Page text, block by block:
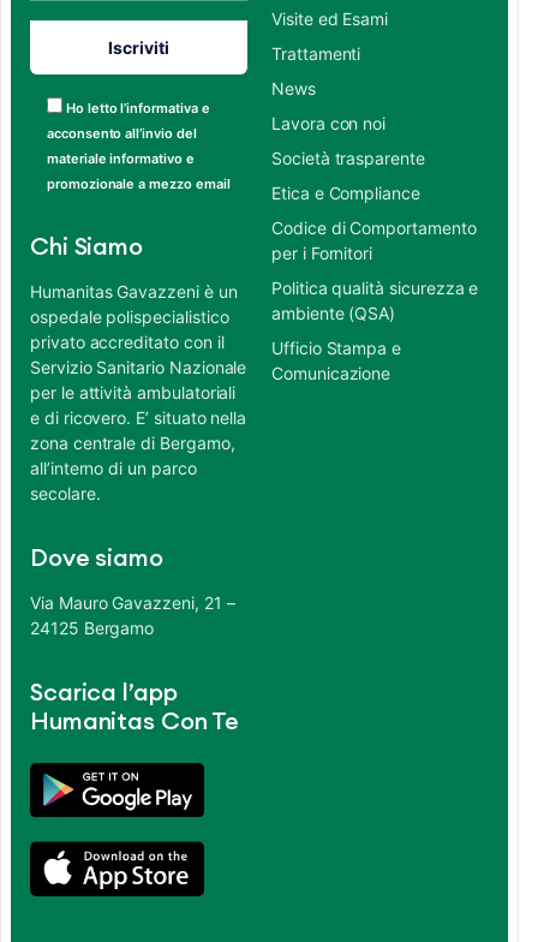
Ho letto l’informativa e
acconsento all’invio del
materiale informativo e
promozionale a mezzo email
Chi Siamo
Humanitas Gavazzeni è un
ospedale polispecialistico
privato accreditato con il
Servizio Sanitario Nazionale
per le attività ambulatoriali
e di ricovero. E’ situato nella
zona centrale di Bergamo,
all’interno di un parco
secolare.
Dove siamo
Via Mauro Gavazzeni, 21 –
24125 Bergamo
Scarica l’app
Humanitas Con Te
Visite ed Esami
Trattamenti
News
Lavora con noi
Società trasparente
Etica e Compliance
Codice di Comportamento
per i Fornitori
Politica qualità sicurezza e
ambiente (QSA)
Ufficio Stampa e
Comunicazione